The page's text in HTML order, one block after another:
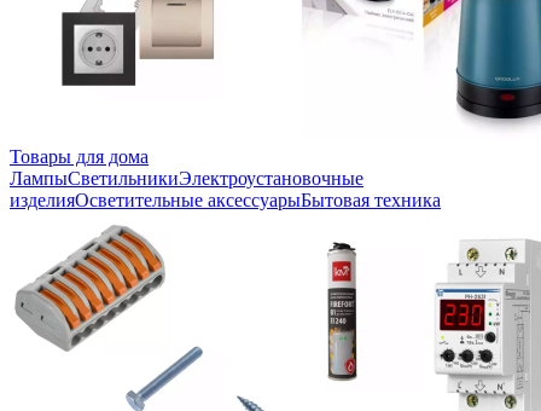
Товары для дома
ЛампыСветильникиЭлектроустановочные
изделияОсветительные аксессуарыБытовая техника